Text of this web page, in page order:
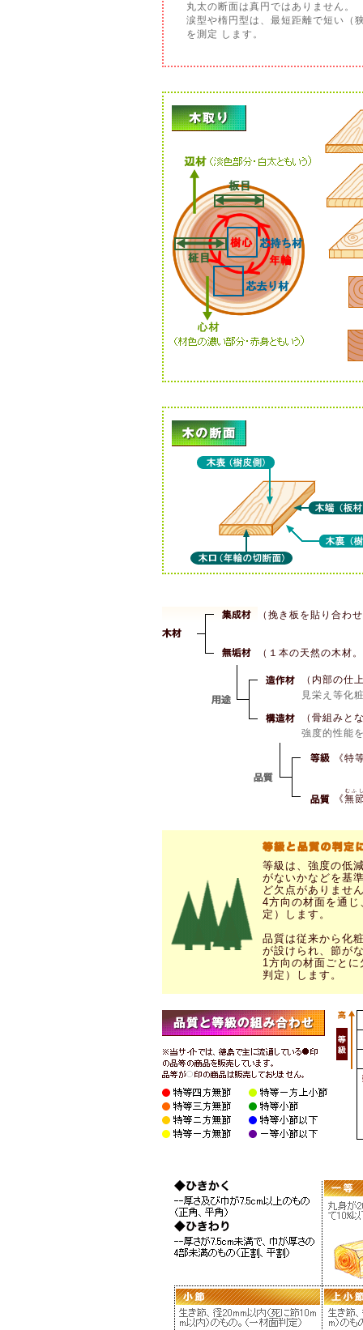
丸太の断面は真円ではありません。
涙型や楕円型は、最短距離で短い（
を測定 します。
（挽き板を貼り合わ
（１本の天然の木材
（内部の仕
見栄え等化
（骨組みと
強度的性能
《特
《無
むふ
等級は、強度の低
がないかなどを基
ど欠点がありませ
4方向の材面を通
定）します。
品質は従来から化
が設けられ、節が
1方向の材面ごと
判定）します。